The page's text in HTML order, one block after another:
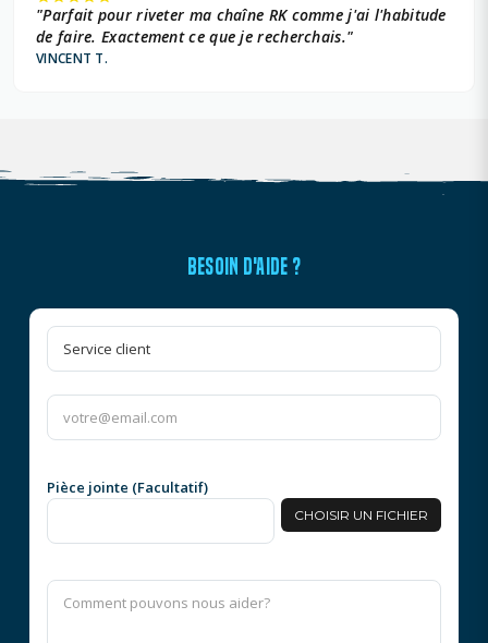
"Parfait pour riveter ma chaîne RK comme j'ai l'habitude
de faire. Exactement ce que je recherchais."
VINCENT T.
BESOIN D'AIDE ?
Pièce jointe (Facultatif)
CHOISIR UN FICHIER